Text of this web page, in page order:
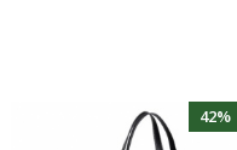
42%